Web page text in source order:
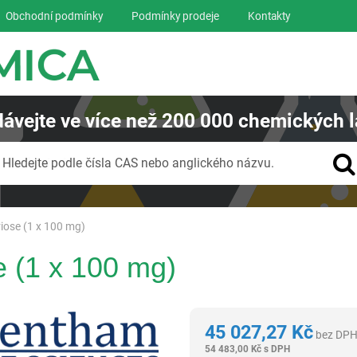
(1 x 100 mg)
(1 x 100 mg)
45 027,27 Kč bez DPH
54 483,00 Kč s DPH
Obchodní podmínky Podmínky prodeje Kontakty
ve více než200 000 chemických
Hledejte podle čísla CAS nebo anglického názvu.